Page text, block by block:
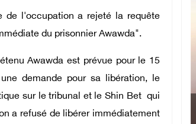
de l'occupation a rejeté la requête
du prisonnier Awawda".
Awawda est prévue pour le 15
demande pour sa libération, le
sur le tribunal et le Shin Bet qui
a refusé de libérer immédiatement
Le